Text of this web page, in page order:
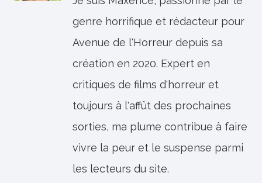
genre horrifique et rédacteur pour
Avenue de l'Horreur depuis sa
création en 2020. Expert en
critiques de films d'horreur et
toujours à l'affût des prochaines
sorties, ma plume contribue à faire
vivre la peur et le suspense parmi
les lecteurs du site.